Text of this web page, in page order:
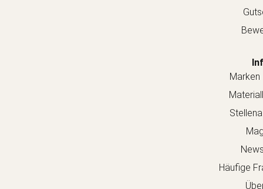
Marken
Häufige